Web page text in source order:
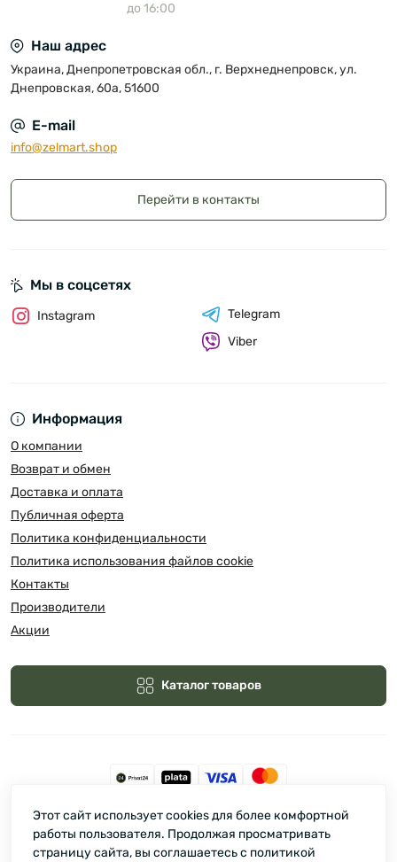
до 16:00
Наш адрес
Украина, Днепропетровская обл., г. Верхнеднепровск, ул.
Днепровская, 60а, 51600
E-mail
info@zelmart.shop
Перейти в контакты
Информация
О компании
Возврат и обмен
Доставка и оплата
Публичная оферта
Политика конфиденциальности
Политика использования файлов cookie
Контакты
Производители
Акции
Каталог товаров
Мы в соцсетях
Instagram
Telegram
Viber
Зелмарт © 2026
Этот сайт использует cookies для более комфортной
работы пользователя. Продолжая просматривать
страницу сайта, вы соглашаетесь с политикой